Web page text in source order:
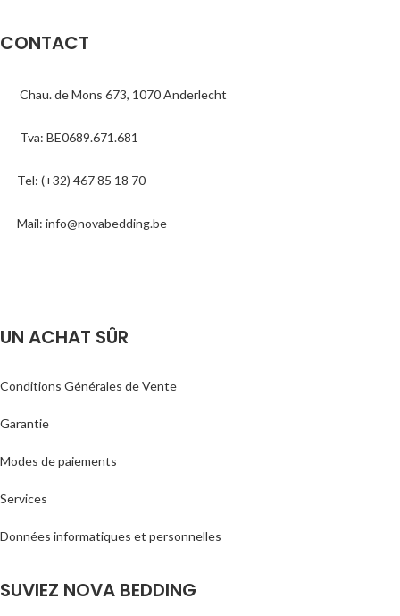
CONTACT
Chau. de Mons 673, 1070 Anderlecht
Tva: BE0689.671.681
Tel: (+32) 467 85 18 70
Mail: info@novabedding.be
UN ACHAT SÛR
Conditions Générales de Vente
Garantie
Modes de paiements
Services
Données informatiques et personnelles
SUVIEZ NOVA BEDDING